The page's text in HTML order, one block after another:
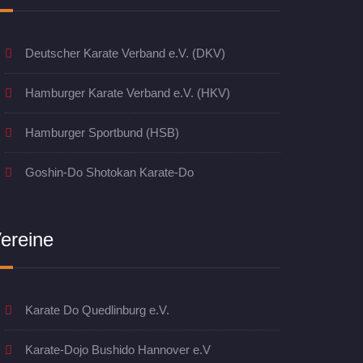
Deutscher Karate Verband e.V. (DKV)
Hamburger Karate Verband e.V. (HKV)
Hamburger Sportbund (HSB)
Goshin-Do Shotokan Karate-Do
Karate Do Quedlinburg e.V.
Karate-Dojo Bushido Hannover e.V